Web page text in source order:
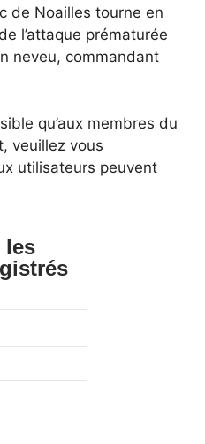
de Noailles tourne en
l’attaque prématurée
neveu, commandant
qu’aux membres du
veuillez vous
utilisateurs peuvent
les